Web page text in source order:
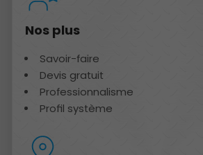
Nos plus
Savoir-faire
Devis gratuit
Professionnalisme
Profil système